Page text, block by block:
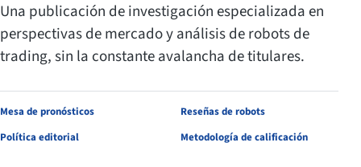
Una publicación de investigación especializada en
perspectivas de mercado y análisis de robots de
trading, sin la constante avalancha de titulares.
Mesa de pronósticos
Reseñas de robots
Política editorial
Metodología de calificación